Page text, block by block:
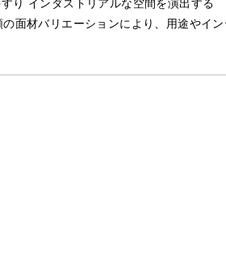
り インダストリアルな空間を演出する
面材バリエーションにより、用途やイ